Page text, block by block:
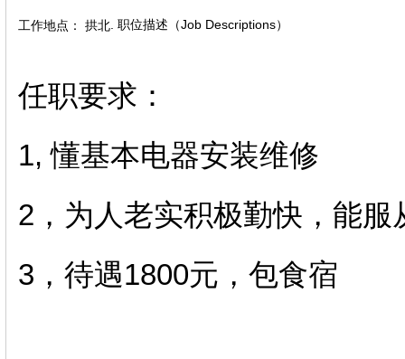
工作地点： 拱北. 职位描述（Job Descriptions）
任职要求：
1, 懂基本电器安装维修
2，为人老实积极勤快，能服
3，待遇1800元，包食宿